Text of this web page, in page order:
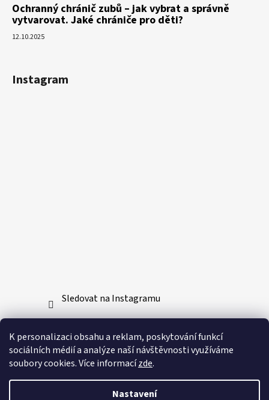
K personalizaci obsahu a reklam, poskytování funkcí
sociálních médií a analýze naší návštěvnosti využíváme
soubory cookies. Více informacízde.
Nastavení
Ochranný chránič zubů – jak vybrat a správně
vytvarovat. Jaké chrániče pro děti?
12.10.2025
Instagram
Sledovat na Instagramu
Přijímáme online platby